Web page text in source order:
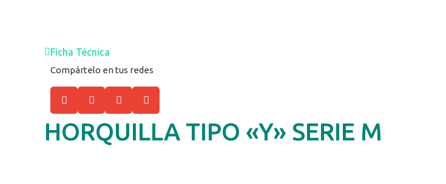
Ficha Técnica
Compártelo en tus redes
HORQUILLA TIPO «Y» SERIE M